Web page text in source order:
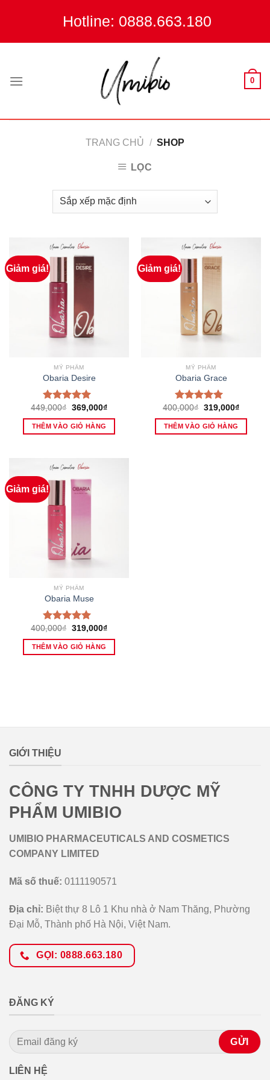
Hotline: 0888.663.180
0
TRANG CHỦ / SHOP
LỌC
Giảm giá!
MỸ PHẨM
Obaria Desire
Được xếp
hạng5.005
sao
449,000₫ Giá
là:
449,000₫.
369,000₫Giá
THÊM VÀO GIỎ HÀNG
Giảm giá!
MỸ PHẨM
Obaria Grace
Được xếp
hạng5.005
sao
400,000₫ Giá
là:
400,000₫.
319,000₫Giá
THÊM VÀO GIỎ HÀNG
Giảm giá!
MỸ PHẨM
Obaria Muse
Được xếp
hạng5.005
sao
400,000₫ Giá
là:
400,000₫.
319,000₫Giá
THÊM VÀO GIỎ HÀNG
GIỚI THIỆU
CÔNG TY TNHH DƯỢC MỸ
PHẨM UMIBIO
UMIBIO PHARMACEUTICALS AND COSMETICS
COMPANY LIMITED
Mã số thuế: 0111190571
Địa chỉ: Biệt thự 8 Lô 1 Khu nhà ở Nam Thăng, Phường
Đại Mỗ, Thành phố Hà Nội, Việt Nam.
GỌI: 0888.663.180
ĐĂNG KÝ
LIÊN HỆ